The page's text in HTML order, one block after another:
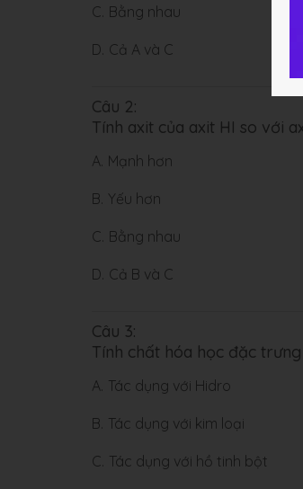
C. Bằng nhau
D. Cả A và C
Câu 2:
Tính axit của axit HI so với
A. Mạnh hơn
B. Yếu hơn
C. Bằng nhau
D. Cả B và C
Câu 3:
Tính chất hóa học đặc
A. Tác dụng với Hidro
B. Tác dụng với kim loại
C. Tác dụng với hồ tinh bột